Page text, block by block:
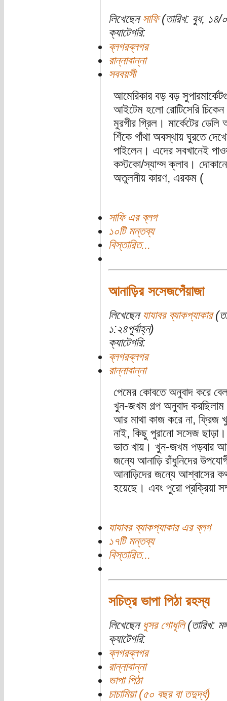
লিখেছেন সাফি(তারিখ: বুধ, ১৪/
ক্যাটেগরি:
ব্লগরব্লগর
রান্নাবান্না
সববয়সী
আমেরিকার বড় বড়
আইটেম হলো রোটিসেরি
মুরগীর গ্রিল। মার্কেটের ডেলি
শিঁকে গাঁথা অবস্থায় ঘুরতে
পাইলেন। এদের সবখানেই
কস্টকো/স্যাম্স ক্লাব।
অতুলনীয় কারণ, এরকম (
সাফি এর ব্লগ
১০টি মন্তব্য
বিস্তারিত...
আনাড়ির সসেজপেঁয়াজা
লিখেছেন যাযাবর ব্যাকপ্যাকার
১:২৪পূর্বাহ্ন)
ক্যাটেগরি:
ব্লগরব্লগর
রান্নাবান্না
পেমের কোবতে অনুবাদ করে
খুন-জখম গল্প অনুবাদ
আর মাথা কাজ করে না, ফ্রিজ
নাই, কিছু পুরানো সসেজ
ভাত খায়। খুন-জখম পড়বার
জন্যে আনাড়ি রাঁধুনিদের
আনাড়িদের জন্যে আশ্বাসের
হয়েছে। এবং পুরো প্রক্রিয়া
যাযাবর ব্যাকপ্যাকার এর ব্লগ
১৭টি মন্তব্য
বিস্তারিত...
সচিত্র ভাপা পিঠা রহস্য
লিখেছেন ধুসর গোধূলি(তারিখ:
ক্যাটেগরি:
ব্লগরব্লগর
রান্নাবান্না
ভাপা পিঠা
চাচামিয়া (৫০ বছর বা তদুর্দ্ধ)